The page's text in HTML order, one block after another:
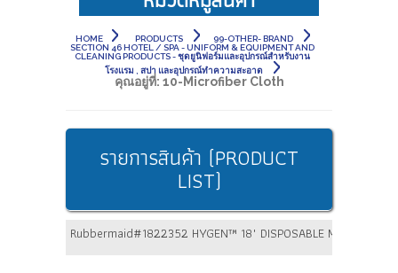
HOME PRODUCTS
99-OTHER- BRAND
SECTION 46 HOTEL / SPA - UNIFORM & EQUIPMENT AND
CLEANING PRODUCTS - ชุดยูนิฟอร์มและอุปกรณ์สำหรับงาน
โรงแรม , สปา และอุปกรณ์ทำความสะอาด
คุณอยู่ที่: 10-Microfiber Cloth
รายการสินค้า (PRODUCT
LIST)
Rubbermaid#1822352 HYGEN™ 18" DISPOSABLE MICROFIBER